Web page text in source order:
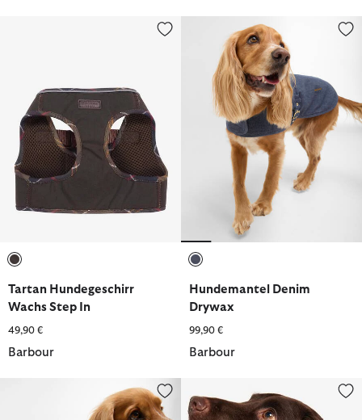
Tartan Hundegeschirr Wachs Step In
Tartan Hundegeschirr
Wachs Step In
49,90 €
Barbour
Hundemantel Denim Drywax
Hundemantel Denim
Drywax
99,90 €
Barbour